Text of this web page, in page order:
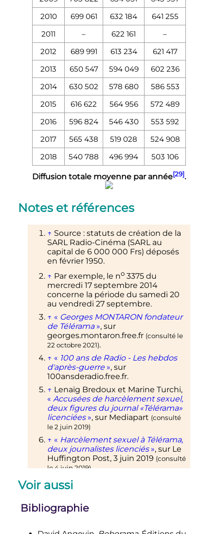
2010
699 061 632 184
641 255
2011
– 622 161
–
2012
689 991 613 234
621 417
2013
650 547 594 049
602 236
2014
630 502 578 680
586 553
2015
616 622 564 956
572 489
2016
596 824 546 430
553 592
2017
565 438 519 028
524 908
2018
540 788 496 994 503 106
Diffusion totale moyenne par année[29].
Notes et références
↑ Source : statuts de création de la
SARL Radio-Cinéma (SARL au
capital de 6 000 000 Frs) déposés
en février 1950.
↑ Par exemple, le no 3375du
mercredi 17 septembre 2014
concerne la période du samedi 20
au vendredi 27 septembre.
↑ « Georges MONTARON fondateur
de Télérama », sur
georges.montaron.free.fr (consulté le
22 octobre 2021).
↑ « 100 ans de Radio - Les hebdos
d'après-guerre », sur
100ansderadio.free.fr.
↑ Lenaïg Bredoux et Marine Turchi,
« Accusées de harcèlement sexuel,
deux figures du journal «Télérama»
licenciées », sur Mediapart (consulté
le2 juin 2019)
↑ « Harcèlement sexuel à Télérama,
deux journalistes licenciés », sur Le
Huffington Post, 3 juin 2019 (consulté
le4 juin 2019)
↑ « Télérama licencie deux
journalistes accusés de
3 juin 2019
licenciés après des accusations de
Voir aussi
Bibliographie